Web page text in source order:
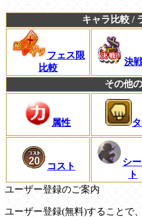
キャラ比較 /
フェス限
比較
決
その他
属性
コスト
シ
ト
ユーザー登録のご案内
ユーザー登録(無料)することで